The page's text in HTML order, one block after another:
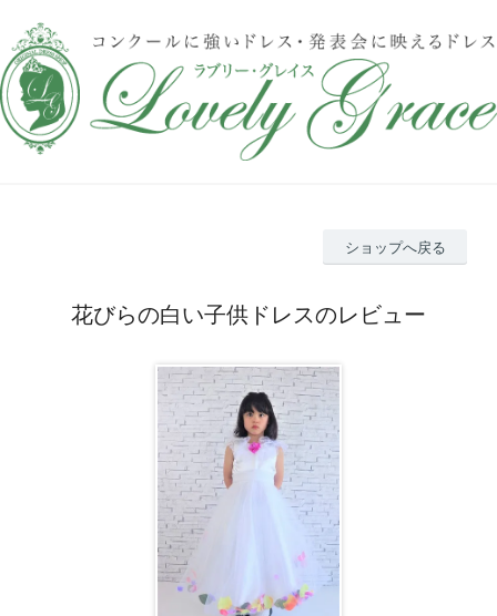
ショップへ戻る
花びらの白い子供ドレスのレビュー